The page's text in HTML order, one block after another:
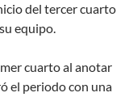
del tercer cuarto
equipo.
cuarto al anotar
el periodo con una